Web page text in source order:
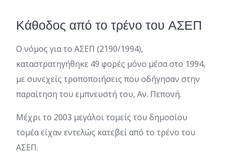
Κάθοδος από το τρένο του ΑΣΕΠ
Ο νόμος για το ΑΣΕΠ (2190/1994),
καταστρατηγήθηκε 49 φορές μόνο μέσα στο 1994,
με συνεχείς τροποποιήσεις που οδήγησαν στην
παραίτηση του εμπνευστή του, Αν. Πεπονή.
Μέχρι το 2003 μεγάλοι τομείς του δημοσίου
τομέα είχαν εντελώς κατεβεί από το τρένο του
ΑΣΕΠ.